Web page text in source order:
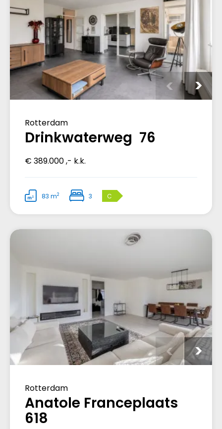
Rotterdam
Drinkwaterweg 76
€ 389.000 ,- k.k.
83 m2 3 C
Rotterdam
Anatole Franceplaats
618